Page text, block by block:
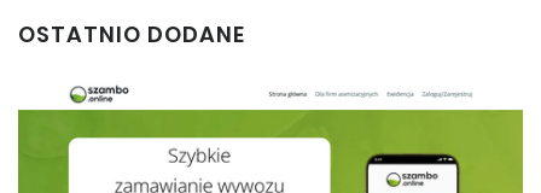
OSTATNIO DODANE